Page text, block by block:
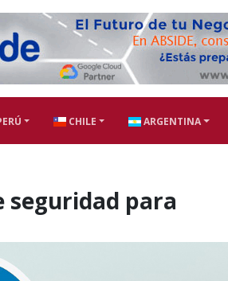
CHILE ARGENTINA
seguridad para